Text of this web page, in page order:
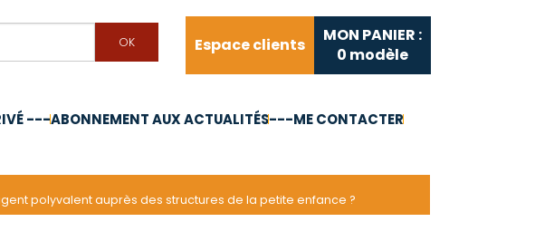
Espace clients
MON PANIER :
0 modèle
---ABONNEMENT AUX ACTUALITÉS---ME CONTACTER
polyvalent auprès des structures de la petite enfance ?